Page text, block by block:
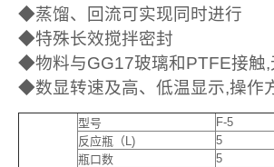
◆蒸馏、回流可实现同时进行
◆特殊长效搅拌密封
◆物料与GG17玻璃和PTFE接触,
◆数显转速及高、低温显示,操作
型号
F-5
反应瓶（L)
5
瓶口数
5